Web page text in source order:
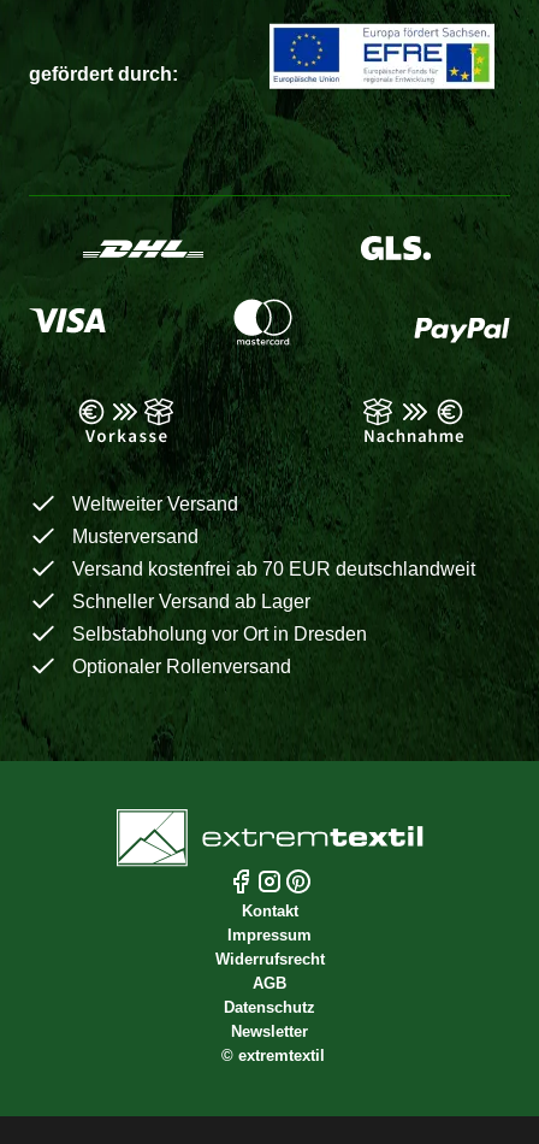
gefördert durch:
Weltweiter Versand
Musterversand
Versand kostenfrei ab 70 EUR deutschlandweit
Schneller Versand ab Lager
Selbstabholung vor Ort in Dresden
Optionaler Rollenversand
Kontakt
Impressum
Widerrufsrecht
AGB
Datenschutz
Newsletter
© extremtextil